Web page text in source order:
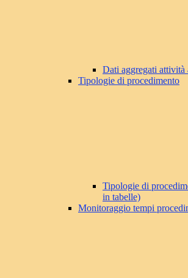
Dati aggregati attività
Tipologie di procedimento
Tipologie di
in tabelle)
Monitoraggio tempi